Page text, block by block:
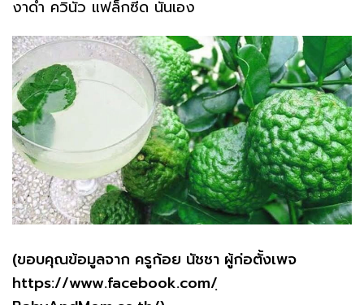
งาดำ ควินัว แฟล็กซีด นั่นเอง
(ขอบคุณข้อมูลจาก ครูก้อย นัชชา ผู้ก่อตั้งเพจ
https://www.facebook.com/ฺ